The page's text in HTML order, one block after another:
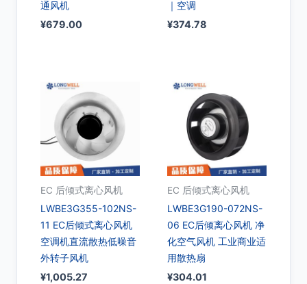
通风机
¥679.00
｜空调
¥374.78
EC 后倾式离心风机
LWBE3G355-102NS-
11 EC后倾式离心风机
空调机直流散热低噪音
外转子风机
¥1,005.27
EC 后倾式离心风机
LWBE3G190-072NS-
06 EC后倾离心风机 净
化空气风机 工业商业适
用散热扇
¥304.01